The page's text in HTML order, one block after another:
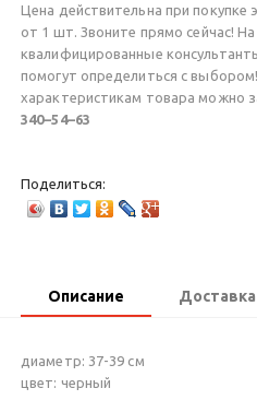
Цена действительна при покупке
от 1 шт. Звоните прямо сейчас!
квалифицированные
помогут определиться с
характеристикам товара можно
340–54–63
Поделиться:
Описание
диаметр: 37-39 см
цвет: черный